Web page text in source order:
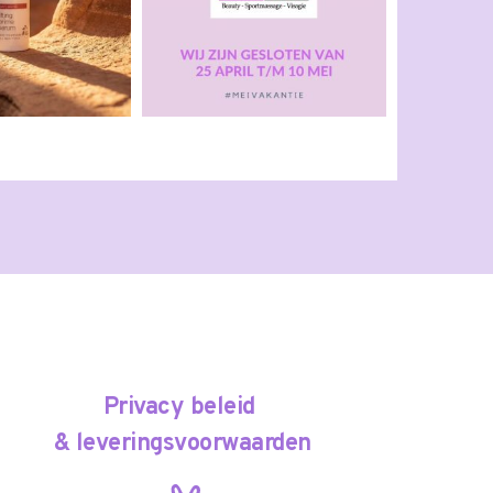
Privacy beleid
& leveringsvoorwaarden